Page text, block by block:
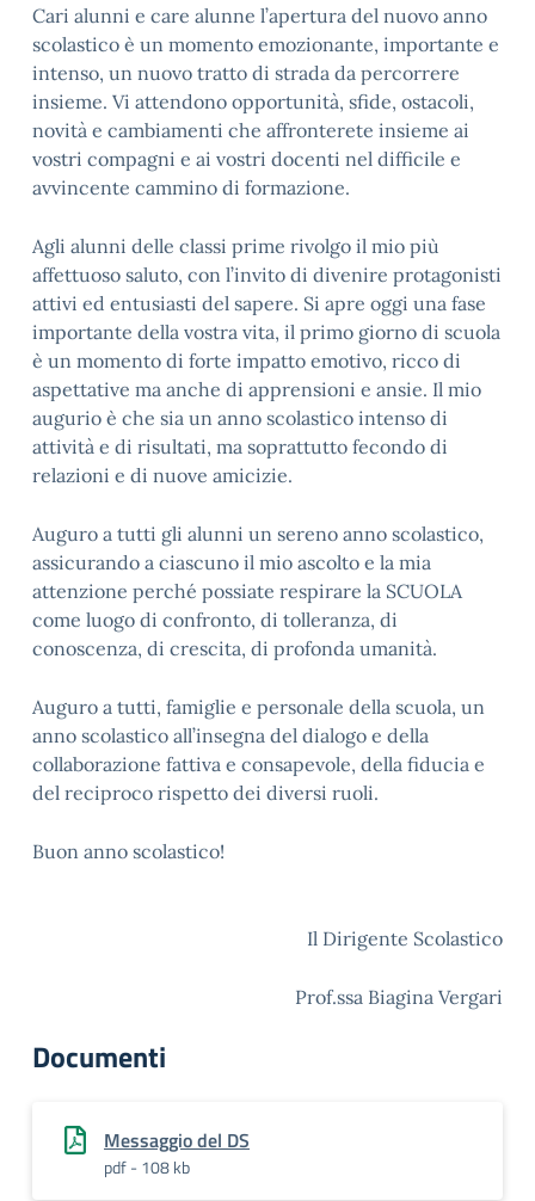
Cari alunni e care alunne l’apertura del nuovo anno
scolastico è un momento emozionante, importante e
intenso, un nuovo tratto di strada da percorrere
insieme. Vi attendono opportunità, sfide, ostacoli,
novità e cambiamenti che affronterete insieme ai
vostri compagni e ai vostri docenti nel difficile e
avvincente cammino di formazione.
Agli alunni delle classi prime rivolgo il mio più
affettuoso saluto, con l’invito di divenire protagonisti
attivi ed entusiasti del sapere. Si apre oggi una fase
importante della vostra vita, il primo giorno di scuola
è un momento di forte impatto emotivo, ricco di
aspettative ma anche di apprensioni e ansie. Il mio
augurio è che sia un anno scolastico intenso di
attività e di risultati, ma soprattutto fecondo di
relazioni e di nuove amicizie.
Auguro a tutti gli alunni un sereno anno scolastico,
assicurando a ciascuno il mio ascolto e la mia
attenzione perché possiate respirare la SCUOLA
come luogo di confronto, di tolleranza, di
conoscenza, di crescita, di profonda umanità.
Auguro a tutti, famiglie e personale della scuola, un
anno scolastico all’insegna del dialogo e della
collaborazione fattiva e consapevole, della fiducia e
del reciproco rispetto dei diversi ruoli.
Buon anno scolastico!
Il Dirigente Scolastico
Prof.ssa Biagina Vergari
Documenti
Messaggio del DS
pdf - 108 kb